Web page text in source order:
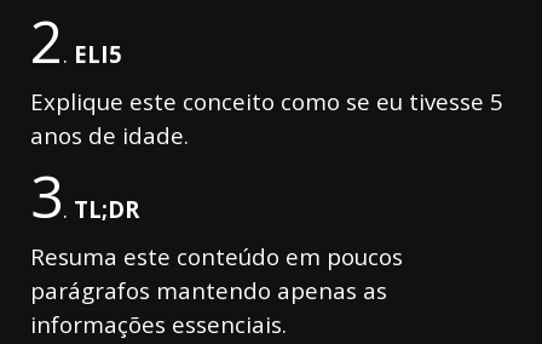
2. ELI5
Explique este conceito como se eu tivesse 5
anos de idade.
3. TL;DR
Resuma este conteúdo em poucos
parágrafos mantendo apenas as
informações essenciais.